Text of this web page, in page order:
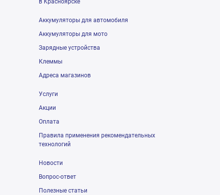
в Красноярске
Аккумуляторы для автомобиля
Аккумуляторы для мото
Зарядные устройства
Клеммы
Адреса магазинов
Услуги
Акции
Оплата
Правила применения рекомендательных
технологий
Новости
Вопрос-ответ
Полезные статьи